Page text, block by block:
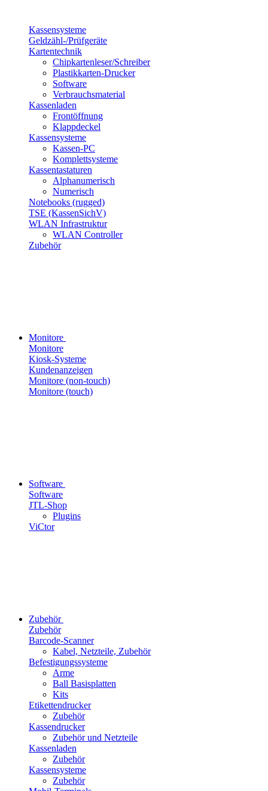
Kassensysteme
Geldzähl-/Prüfgeräte
Kartentechnik
Chipkartenleser/Schreiber
Plastikkarten-Drucker
Software
Verbrauchsmaterial
Kassenladen
Frontöffnung
Klappdeckel
Kassensysteme
Kassen-PC
Komplettsysteme
Kassentastaturen
Alphanumerisch
Numerisch
Notebooks (rugged)
TSE (KassenSichV)
WLAN Infrastruktur
WLAN Controller
Zubehör
Monitore
Monitore
Kiosk-Systeme
Kundenanzeigen
Monitore (non-touch)
Monitore (touch)
Software
Software
JTL-Shop
Plugins
ViCtor
Zubehör
Zubehör
Barcode-Scanner
Kabel, Netzteile, Zubehör
Befestigungssysteme
Arme
Ball Basisplatten
Kits
Etikettendrucker
Zubehör
Kassendrucker
Zubehör und Netzteile
Kassenladen
Zubehör
Kassensysteme
Zubehör